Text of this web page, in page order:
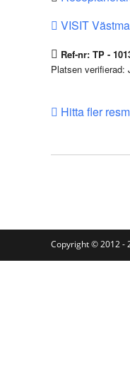
VISIT
Ref-nr: TP -
Platsen verifierad:
Hitta fler
Copyright © 2012 -